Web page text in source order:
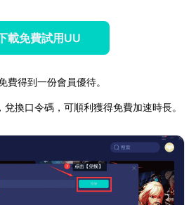
載免費試用UU
費得到一份會員優待。
換口令碼，可順利獲得免費加速時長。